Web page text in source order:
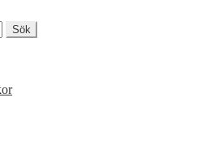
Sök